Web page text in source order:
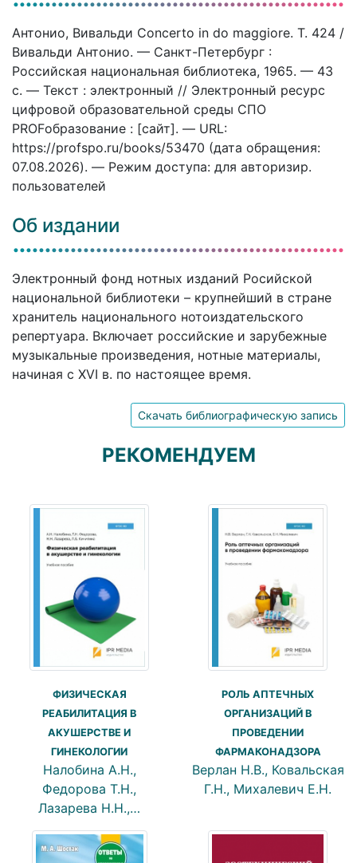
Антонио, Вивальди Concerto in do maggiore. T. 424 /
Вивальди Антонио. — Санкт-Петербург :
Российская национальная библиотека, 1965. — 43
c. — Текст : электронный // Электронный ресурс
цифровой образовательной среды СПО
PROFобразование : [сайт]. — URL:
https://profspo.ru/books/53470 (дата обращения:
07.08.2026). — Режим доступа: для авторизир.
пользователей
Об издании
Электронный фонд нотных изданий Росийской
национальной библиотеки – крупнейший в стране
хранитель национального нотоиздательского
репертуара. Включает российские и зарубежные
музыкальные произведения, нотные материалы,
начиная с XVI в. по настоящее время.
Скачать библиографическую запись
РЕКОМЕНДУЕМ
ФИЗИЧЕСКАЯ
РЕАБИЛИТАЦИЯ В
АКУШЕРСТВЕ И
ГИНЕКОЛОГИИ
Налобина А.Н.,
Федорова Т.Н.,
Лазарева Н.Н.,…
РОЛЬ АПТЕЧНЫХ
ОРГАНИЗАЦИЙ В
ПРОВЕДЕНИИ
ФАРМАКОНАДЗОРА
Верлан Н.В., Ковальская
Г.Н., Михалевич Е.Н.